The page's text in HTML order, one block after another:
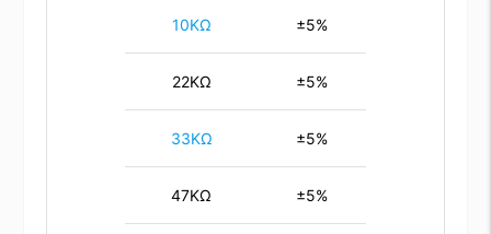
10KΩ ±5%
22KΩ ±5%
33KΩ ±5%
47KΩ ±5%